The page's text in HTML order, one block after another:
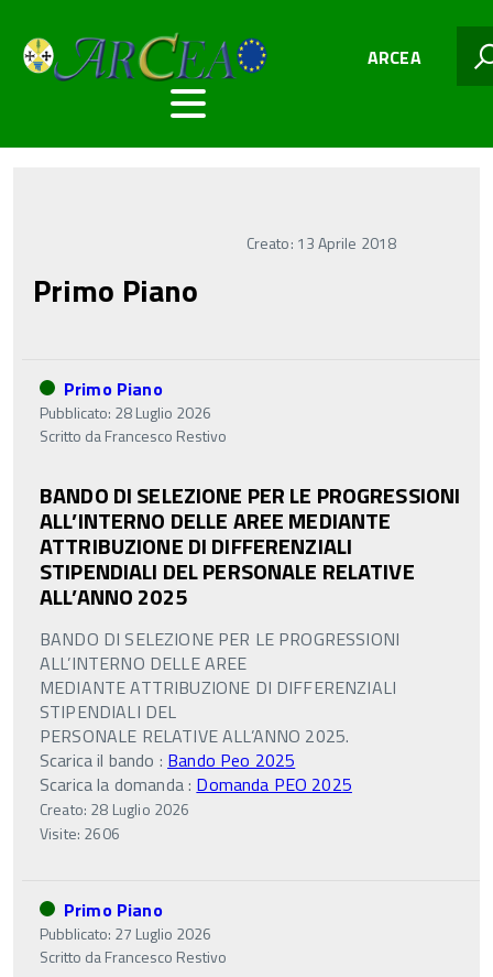
ARCEA
Creato: 13 Aprile 2018
Primo Piano
Primo Piano
Pubblicato: 28 Luglio 2026
Scritto daFrancesco Restivo
BANDO DI SELEZIONE PER LE PROGRESSIONI
ALL’INTERNO DELLE AREE MEDIANTE
ATTRIBUZIONE DI DIFFERENZIALI
STIPENDIALI DEL PERSONALE RELATIVE
ALL’ANNO 2025
BANDO DI SELEZIONE PER LE PROGRESSIONI
ALL’INTERNO DELLE AREE
MEDIANTE ATTRIBUZIONE DI DIFFERENZIALI
STIPENDIALI DEL
PERSONALE RELATIVE ALL’ANNO 2025.
Scarica il bando : Bando Peo 2025
Scarica la domanda : Domanda PEO 2025
Creato: 28 Luglio 2026
Visite: 2606
Primo Piano
Pubblicato: 27 Luglio 2026
Scritto daFrancesco Restivo